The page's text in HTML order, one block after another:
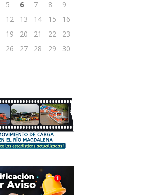
5 6 7 8
9
12 13 14 15
16
19 20 21 22
23
26 27 28 29
30